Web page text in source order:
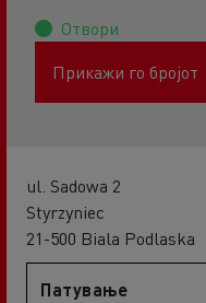
Отвори
Прикажи го бројот
ul. Sadowa 2
Styrzyniec
21-500 Biala Podlaska
Патување